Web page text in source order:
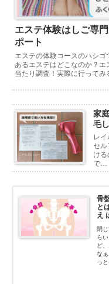
エステ体験はしご専
ポート
エステの体験コースのハシ
あるエステはどこなのか？
当たり調査！実際に行ってみ
家
毛
レ
セ
け
で…
骨
と
え
閉
ら
ど
な
っ